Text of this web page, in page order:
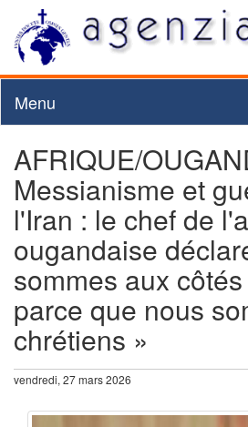
Menu
AFRIQUE/
Messianisme et
l'Iran : le chef de
ougandaise
sommes aux
parce que nous
chrétiens »
vendredi, 27 mars 2026